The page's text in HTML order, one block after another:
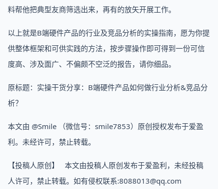
料帮他把典型友商筛选出来，再有的放矢开展工作。
以上就是B端硬件产品的行业及竞品分析的实操指南，愿为你提
供整体框架和可供实践的方法，按步骤操作即可得到一份可信
度高、涉及面广、不偏颇不空泛的报告，请你细品。
原标题：实操干货分享：B端硬件产品如何做行业分析&竞品分
析？
本文由 @Smile （微信号：smile7853）原创授权发布于爱盈
利。未经许可，禁止转载。
【投稿人原创】 本文由投稿人原创发布于爱盈利，未经投稿
人许可，禁止转载。如有侵权联系:8088013@qq.com